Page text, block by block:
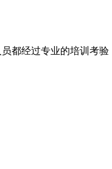
都经过专业的培训考